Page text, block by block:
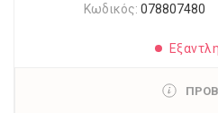
Κωδικός: 078807480